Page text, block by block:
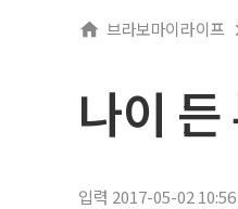
브라보마이라이프
나이
입력 2017-05-02 10:56